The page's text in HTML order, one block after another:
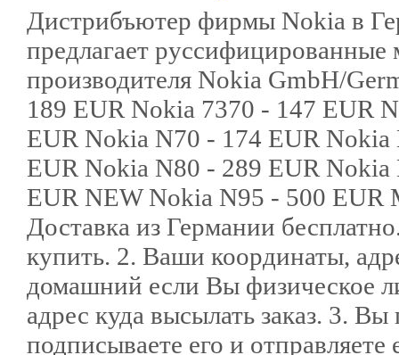
Дистрибъютер фирмы Nokia в
предлагает
производителя Nokia GmbH/
189 EUR Nokia 7370 - 147 EUR
EUR Nokia N70 - 174 EUR
EUR Nokia N80 - 289 EUR
EUR NEW Nokia N95 - 500 EUR
Доставка из Германии
купить. 2. Ваши координаты,
домашний если Вы физическое
адрес куда высылать заказ. 3.
подписываете его и